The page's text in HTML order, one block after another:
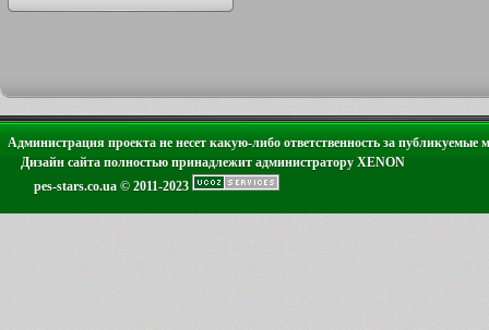
Администрация проекта не несет какую-либо ответственность за публикуемые
Дизайн сайта полностью принадлежит администратору XENON
pes-stars.co.ua © 2011-2023